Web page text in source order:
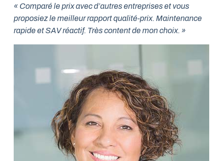
« Comparé le prix avec d’autres entreprises et vous
proposiez le meilleur rapport qualité-prix. Maintenance
rapide et SAV réactif. Très content de mon choix. »